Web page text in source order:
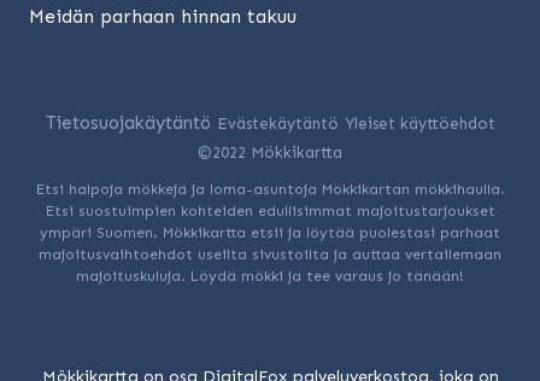
Meidän parhaan hinnan takuu
Tietosuojakäytäntö Evästekäytäntö Yleiset käyttöehdot
©2022 Mökkikartta
Etsi halpoja mökkejä ja loma-asuntoja Mökkikartan mökkihaulla.
Etsi suostuimpien kohteiden edullisimmat majoitustarjoukset
ympäri Suomen. Mökkikartta etsii ja löytää puolestasi parhaat
majoitusvaihtoehdot useilta sivustoilta ja auttaa vertailemaan
majoituskuluja. Löydä mökki ja tee varaus jo tänään!
Mökkikartta on osa DigitalFox palveluverkostoa, joka on